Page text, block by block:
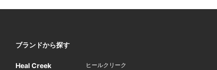
ブランドから探す
Heal Creek ヒールクリーク